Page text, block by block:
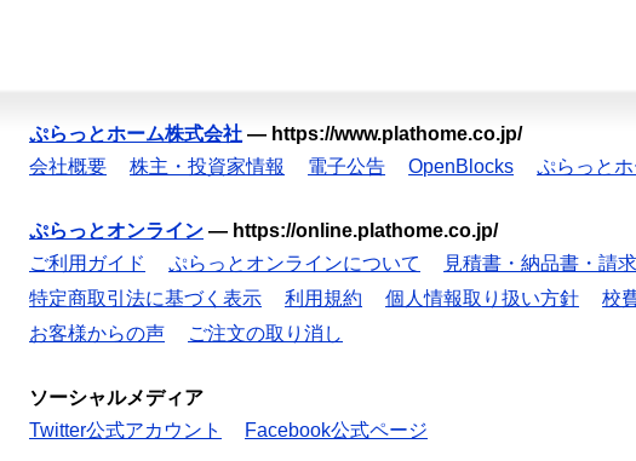
ぷらっとホーム株式会社 — https://www.plathome.co.jp/
会社概要
株主・投資家情報 電子公告 OpenBlocks ぷらっと
ぷらっとオンライン — https://online.plathome.co.jp/
ご利用ガイド
ぷらっとオンラインについて 見積書・納品書・請
特定商取引法に基づく表示
利用規約 個人情報取り扱い方針 校
お客様からの声
ご注文の取り消し
ソーシャルメディア
Twitter公式アカウント
Facebook公式ページ